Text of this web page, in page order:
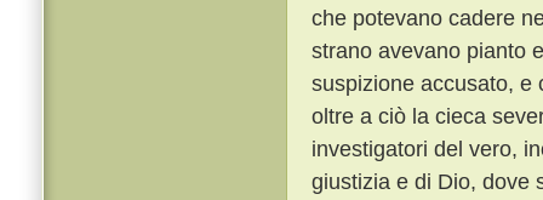
che potevano cadere
strano avevano pianto
suspizione accusato, e
oltre a ciò la cieca
investigatori del vero,
giustizia e di Dio, dove